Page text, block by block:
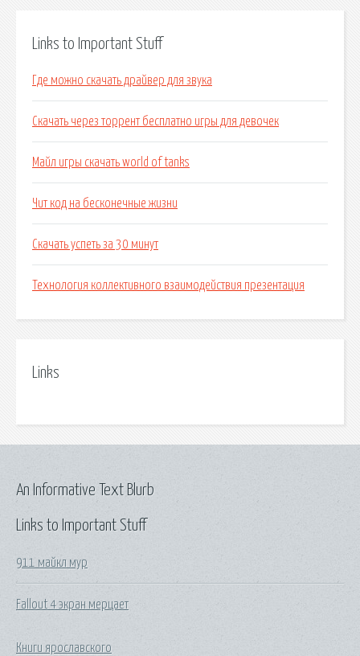
Links to Important Stuff
Где можно скачать драйвер для звука
Скачать через торрент бесплатно игры для девочек
Майл игры скачать world of tanks
Чит код на бесконечные жизни
Скачать успеть за 30 минут
Технология коллективного взаимодействия презентация
Links
Links to Important Stuff
911 майкл мур
Fallout 4 экран мерцает
Книги ярославского
An Informative Text Blurb